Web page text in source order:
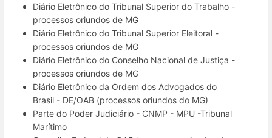
Diário Eletrônico do Tribunal Superior do Trabalho -
processos oriundos de MG
Diário Eletrônico do Tribunal Superior Eleitoral -
processos oriundos de MG
Diário Eletrônico do Conselho Nacional de Justiça -
processos oriundos de MG
Diário Eletrônico da Ordem dos Advogados do
Brasil - DE/OAB (processos oriundos do MG)
Parte do Poder Judiciário - CNMP - MPU -Tribunal
Marítimo